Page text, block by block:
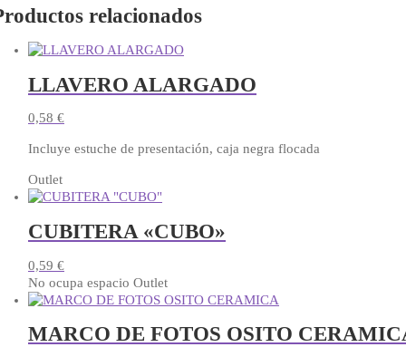
relacionados
LLAVERO ALARGADO
0,58 €
Incluye estuche de presentación, caja negra flocada
Outlet
CUBITERA «CUBO»
0,59 €
No ocupa espacio Outlet
MARCO DE FOTOS OSITO